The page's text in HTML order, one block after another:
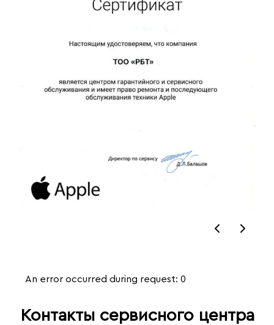
An error occurred during request: 0
Контакты сервисного центра